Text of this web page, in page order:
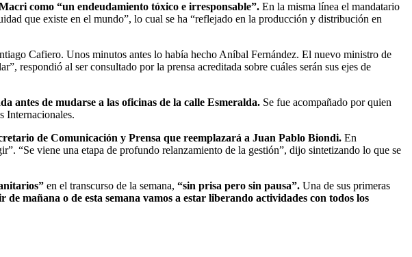
como “un endeudamiento tóxico e irresponsable”. En la misma línea el mandatario
que existe en el mundo”, lo cual se ha “reflejado en la producción y distribución en
Cafiero. Unos minutos antes lo había hecho Aníbal Fernández. El nuevo ministro de
respondió al ser consultado por la prensa acreditada sobre cuáles serán sus ejes de
antes de mudarse a las oficinas de la calle Esmeralda. Se fue acompañado por quien
Internacionales.
de Comunicación y Prensa que reemplazará a Juan Pablo Biondi. En
“Se viene una etapa de profundo relanzamiento de la gestión”, dijo sintetizando lo que se
en el transcurso de la semana, “sin prisa pero sin pausa”. Una de sus primeras
de mañana o de esta semana vamos a estar liberando actividades con todos los